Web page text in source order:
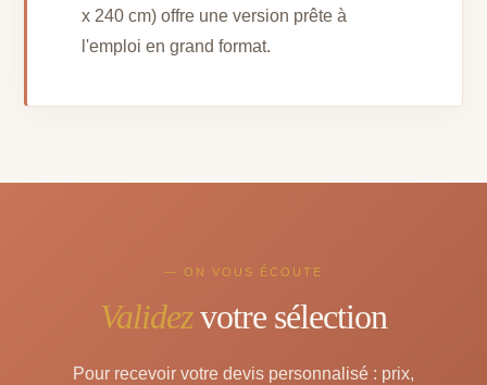
x 240 cm) offre une version prête à
l'emploi en grand format.
— ON VOUS ÉCOUTE
Validezvotre sélection
Pour recevoir votre devis personnalisé : prix,